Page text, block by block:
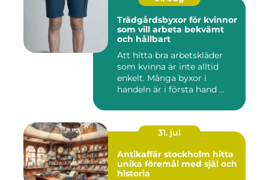
Trädgårdsbyxor för kvinnor
som vill arbeta bekvämt
och hållbart
Att hitta bra arbetskläder
som kvinna är inte alltid
enkelt. Många byxor i
handeln är i första hand ...
31. jul
Antikaffär stockholm hitta
unika föremål med själ och
historia